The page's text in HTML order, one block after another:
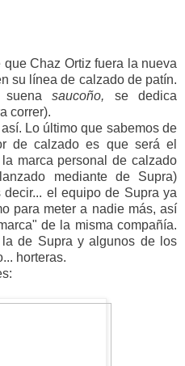
Chaz Ortiz fuera la nueva
su línea de calzado de patín.
suenasaucoño, se dedica
correr).
Lo último que sabemos de
de calzado es que será el
marca personal de calzado
mediante de Supra)
decir... el equipo de Supra ya
para meter a nadie más, así
de la misma compañía.
de Supra y algunos de los
horteras.